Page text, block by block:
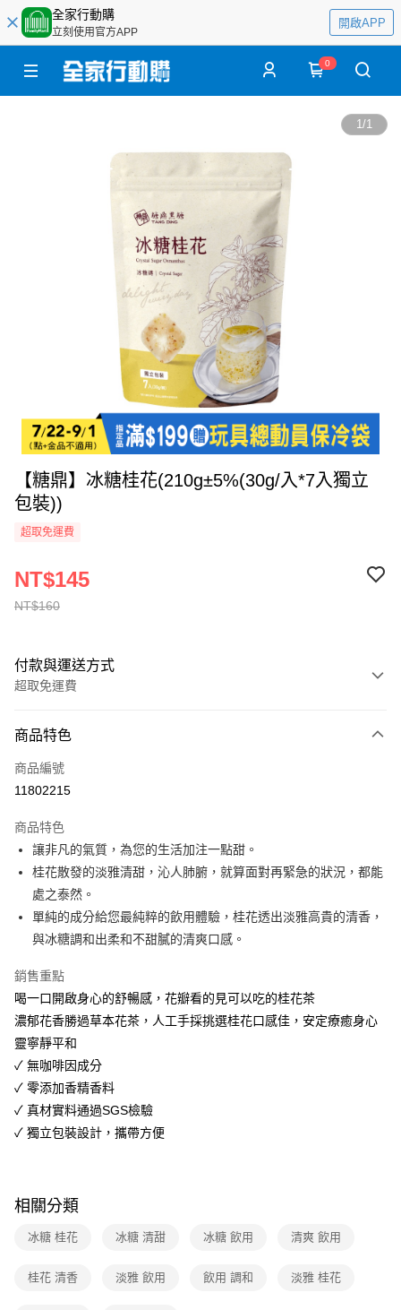
全家行動購
立刻使用官方APP
開啟APP
0
1/1
【糖鼎】冰糖桂花(210g±5%(30g/入*7入獨立
包裝))
超取免運費
NT$160
NT$145
付款與運送方式
超取免運費
全家線上支付
超商取貨付款
運送方式
全家取貨付款
免運費
常溫-付款後全家取貨
免運費
商品特色
商品編號
11802215
商品特色
讓非凡的氣質，為您的生活加注一點甜。
桂花散發的淡雅清甜，沁人肺腑，就算面對再緊急的狀況，都能
處之泰然。
單純的成分給您最純粹的飲用體驗，桂花透出淡雅高貴的清香，
與冰糖調和出柔和不甜膩的清爽口感。
銷售重點
喝一口開啟身心的舒暢感，花瓣看的見可以吃的桂花茶
濃郁花香勝過草本花茶，人工手採挑選桂花口感佳，安定療癒身心
靈寧靜平和
✓ 無咖啡因成分
✓ 零添加香精香料
✓ 真材實料通過SGS檢驗
✓ 獨立包裝設計，攜帶方便
相關分類
冰糖 桂花 冰糖 清甜 冰糖 飲用 清爽 飲用
桂花 清香 淡雅 飲用 飲用 調和 淡雅 桂花